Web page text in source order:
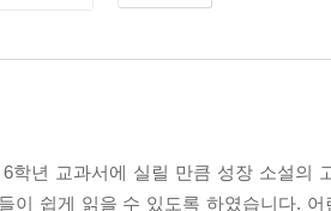
6학년 교과서에 실릴 만큼 성장 소설의
이 쉽게 읽을 수 있도록 하였습니다.